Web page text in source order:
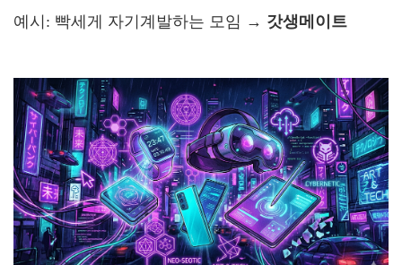
예시: 빡세게 자기계발하는 모임 → 갓생메이트